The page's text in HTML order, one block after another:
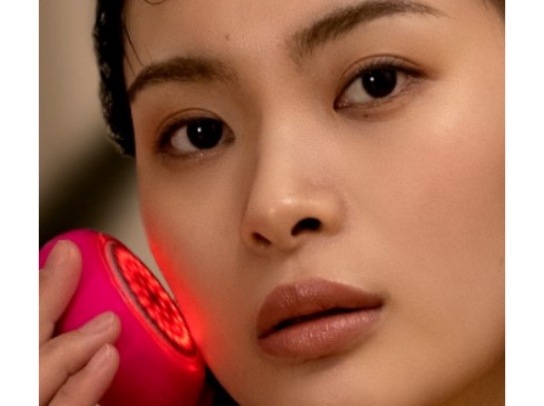
Израиль
Ожидаемая дата доставки
15/08/2026
Италия
Ожидаемая дата доставки
Япония
Ожидаемая дата доставки
Джерси
Ожидаемая дата доставки
Казахстан
Ожидаемая дата доставки
13/08/2026